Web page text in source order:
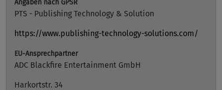
Angaben nach GPSR
PTS - Publishing Technology & Solution
https://www.publishing-technology-solutions.com/
EU-Ansprechpartner
ADC Blackfire Entertainment GmbH
Harkortstr. 34